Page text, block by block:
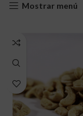
Mostrar menú